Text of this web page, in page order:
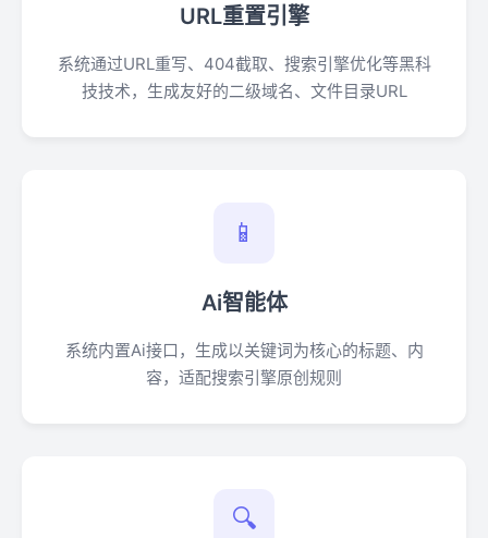
URL重置引擎
系统通过URL重写、404截取、搜索引擎优化等黑科
技技术，生成友好的二级域名、文件目录URL
📱
Ai智能体
系统内置Ai接口，生成以关键词为核心的标题、内
容，适配搜索引擎原创规则
🔍